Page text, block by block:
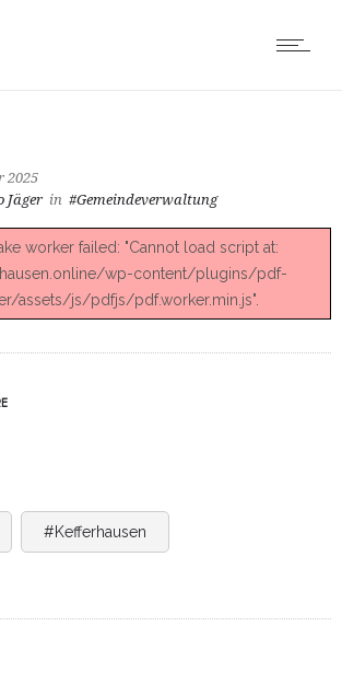
2025
Jäger in #Gemeindeverwaltung
worker failed: "Cannot load script at:
wp-content/plugins/pdf-
assets/js/pdfjs/pdf.worker.min.js".
#Kefferhausen